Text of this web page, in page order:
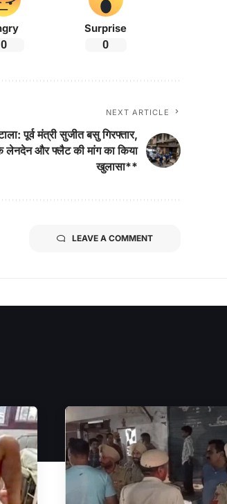
0
Surprise
0
NEXT ARTICLE
पूर्व मंत्री सुजीत बसु गिरफ्तार,
लेनदेन और फ्लैट की मांग का किया
खुलासा**
LEAVE A COMMENT